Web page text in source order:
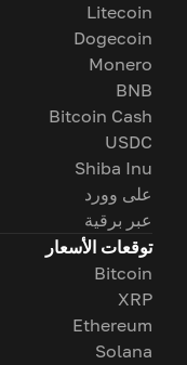
Litecoin
Dogecoin
Monero
BNB
Bitcoin Cash
USDC
Shiba Inu
على وورد
عبر برقية
توقعات الأسعار
Bitcoin
XRP
Ethereum
Solana